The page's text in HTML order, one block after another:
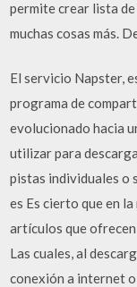
permite crear lista
muchas cosas más.
El servicio Napster,
programa de
evolucionado hacia
utilizar para
pistas individuales o
es Es cierto que en
artículos que ofrecen
Las cuales, al
conexión a internet